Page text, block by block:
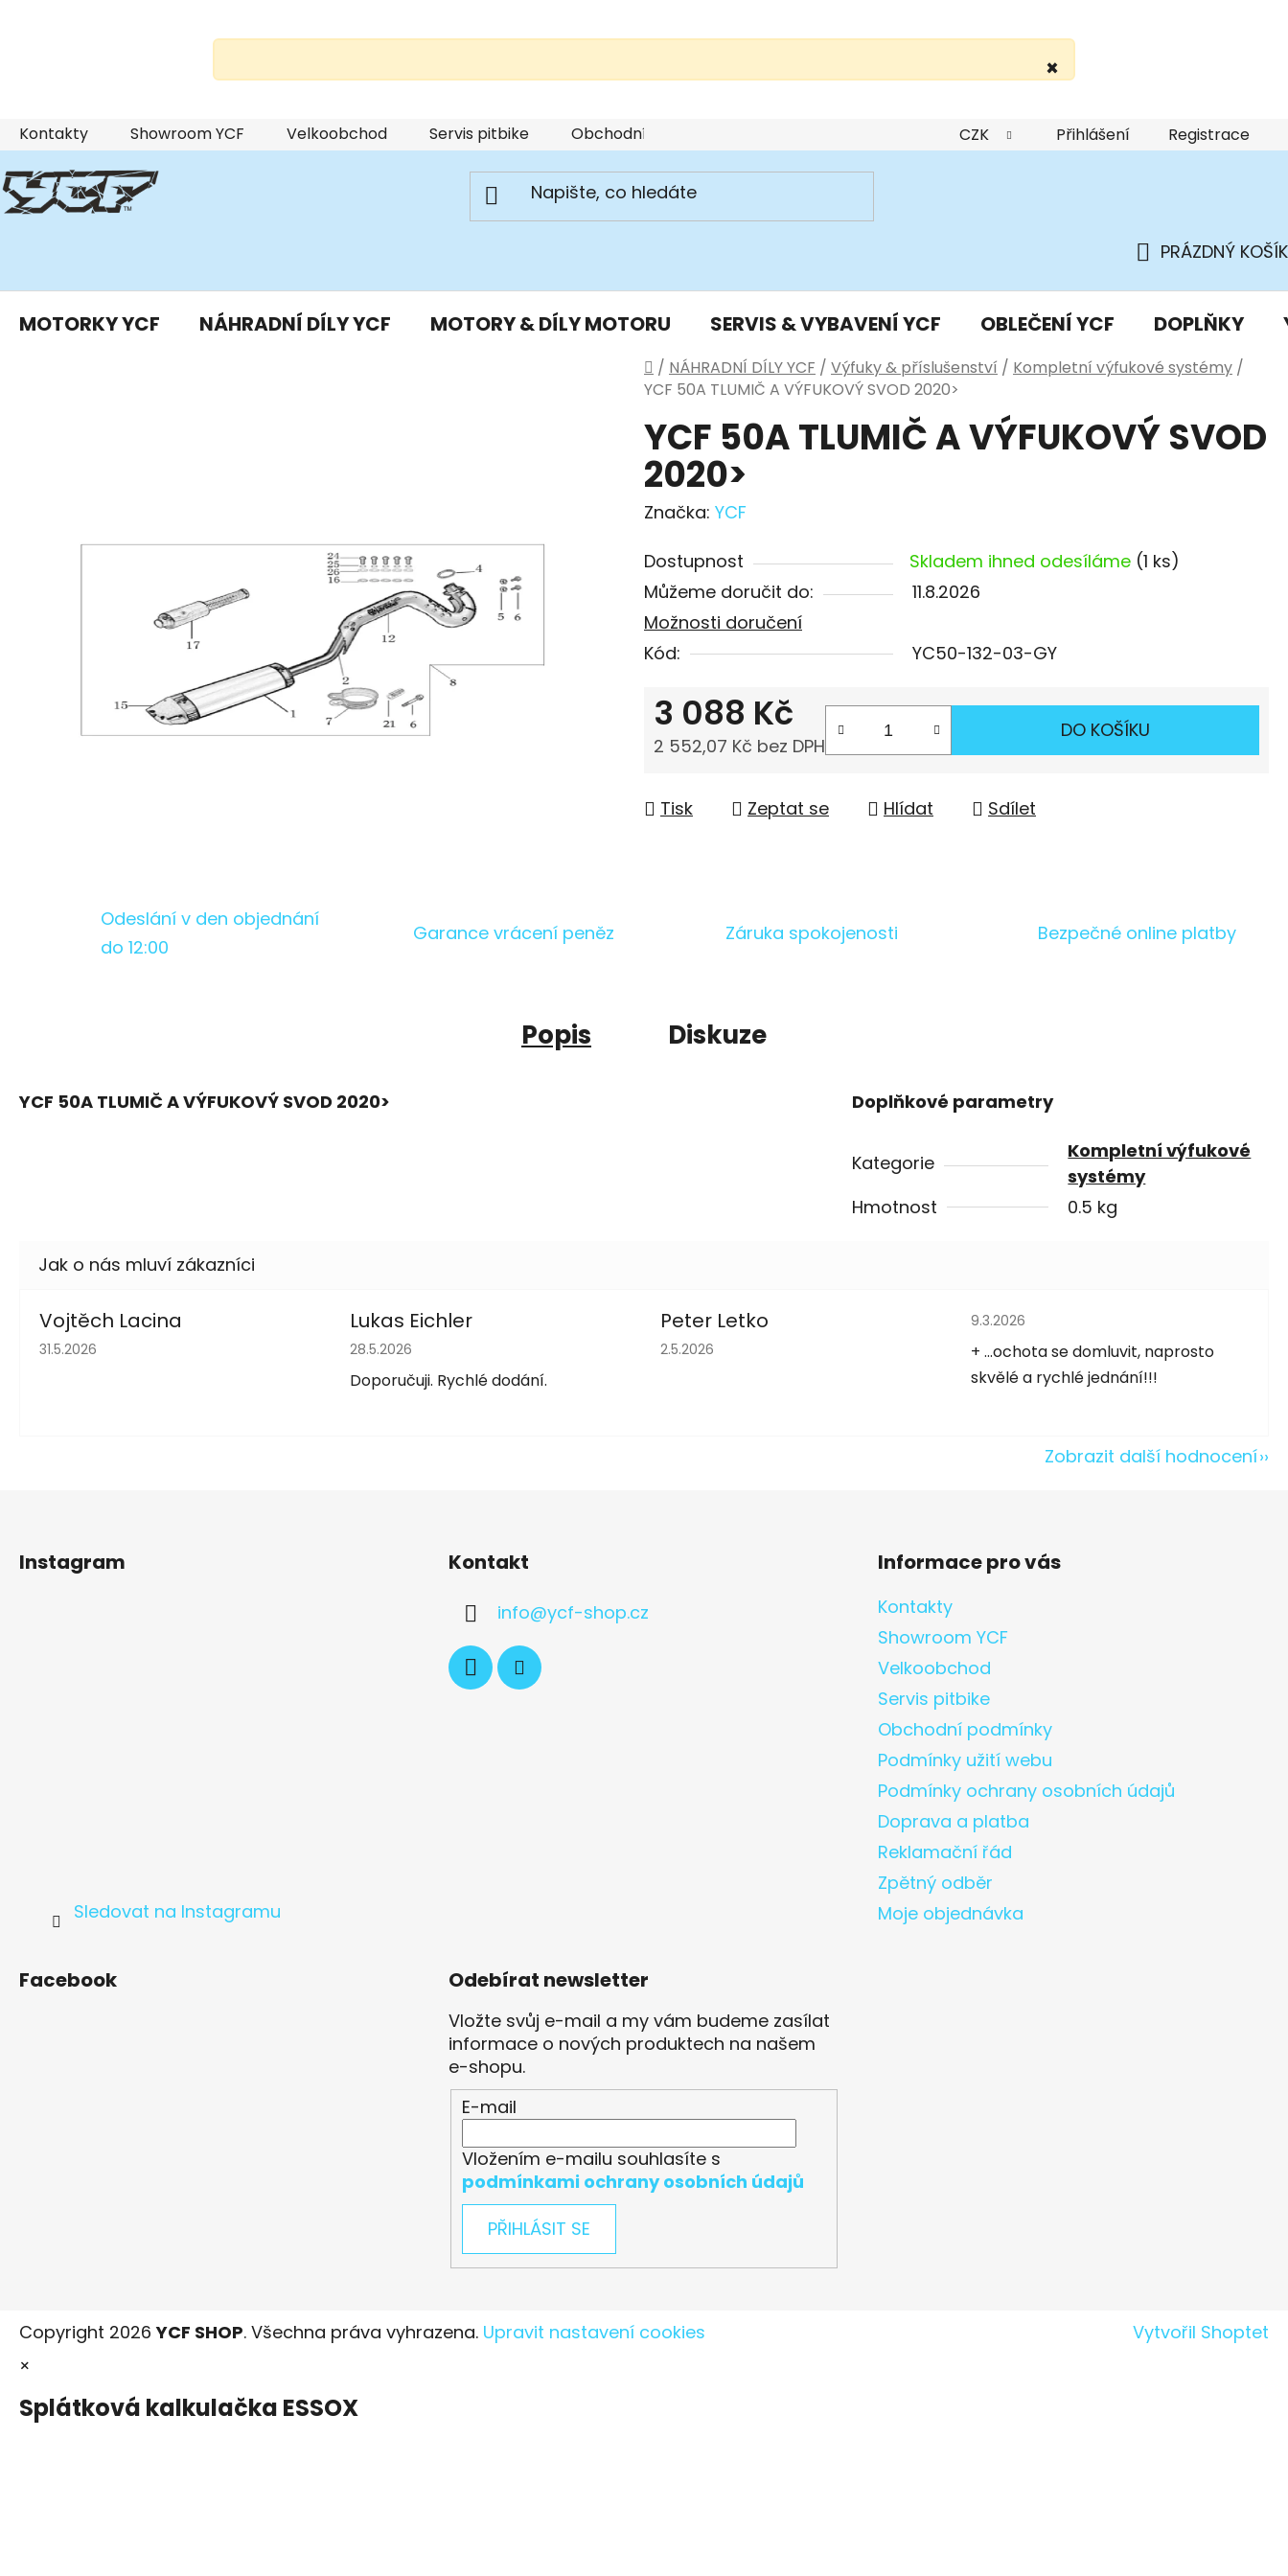
×
Přejít
na
obsah
Kontakty Showroom YCF Velkoobchod Servis pitbike Obchodní podmínky Podmínky ochrany osobních údajů
CZK Přihlášení Registrace
KOŠÍK
PRÁZDNÝ KOŠÍK
MOTORKY YCF NÁHRADNÍ DÍLY YCF MOTORY & DÍLY MOTORU SERVIS & VYBAVENÍ YCF OBLEČENÍ YCF DOPLŇKY
Domů
/ NÁHRADNÍ DÍLY YCF / Výfuky & příslušenství / Kompletní výfukové systémy /
YCF 50A TLUMIČ A VÝFUKOVÝ SVOD 2020>
YCF 50A TLUMIČ A VÝFUKOVÝ SVOD
2020>
Značka: YCF
Dostupnost Skladem ihned odesíláme (1 ks)
Můžeme doručit do:
11.8.2026
Možnosti doručení
Kód:
YC50-132-03-GY
3 088 Kč
2 552,07 Kč bez DPH
DO KOŠÍKU
Tisk Zeptat se Hlídat Sdílet
Odeslání v den objednání
do 12:00
Garance vrácení peněz Záruka spokojenosti Bezpečné online platby
Popis Diskuze
YCF 50A TLUMIČ A VÝFUKOVÝ SVOD 2020> Doplňkové parametry
Kategorie
Kompletní výfukové
systémy
Hmotnost
0.5 kg
Vojtěch Lacina
Hodnocení obchodu je 5 z 5 hvězdiček.
31.5.2026
Lukas Eichler
Hodnocení obchodu je 5 z 5 hvězdiček.
28.5.2026
Doporučuji. Rychlé dodání.
Peter Letko
Hodnocení obchodu je 5 z 5 hvězdiček.
2.5.2026
Hodnocení obchodu je 5 z 5 hvězdiček.
9.3.2026
+ ...ochota se domluvit, naprosto
skvělé a rychlé jednání!!!
Zobrazit další hodnocení
Instagram
Sledovat na Instagramu
Kontakt
info@ycf-shop.cz
Informace pro vás
Kontakty
Showroom YCF
Velkoobchod
Servis pitbike
Obchodní podmínky
Podmínky užití webu
Podmínky ochrany osobních údajů
Doprava a platba
Reklamační řád
Zpětný odběr
Moje objednávka
Facebook Odebírat newsletter
Vložte svůj e-mail a my vám budeme zasílat
informace o nových produktech na našem
e-shopu.
E-mail
Vložením e-mailu souhlasíte s
podmínkami ochrany osobních údajů
PŘIHLÁSIT SE
Vytvořil Shoptet
Copyright 2026YCF SHOP. Všechna práva vyhrazena. Upravit nastavení cookies
×
Splátková kalkulačka ESSOX